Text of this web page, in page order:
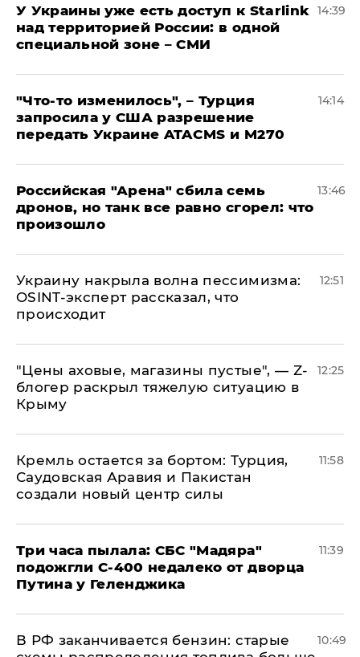
У Украины уже есть доступ к Starlink
над территорией России: в одной
специальной зоне – СМИ
14:39
​"Что-то изменилось", – Турция
запросила у США разрешение
передать Украине ATACMS и M270
14:14
​Российская "Арена" сбила семь
дронов, но танк все равно сгорел: что
произошло
13:46
​Украину накрыла волна пессимизма:
OSINT-эксперт рассказал, что
происходит
12:51
​"Цены аховые, магазины пустые", — Z-
блогер раскрыл тяжелую ситуацию в
Крыму
12:25
​Кремль остается за бортом: Турция,
Саудовская Аравия и Пакистан
создали новый центр силы
11:58
Три часа пылала: СБС "Мадяра"
подожгли С-400 недалеко от дворца
Путина у Геленджика
11:39
​В РФ заканчивается бензин: старые
10:49